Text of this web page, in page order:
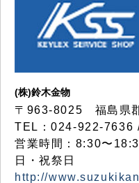
(株)鈴木金物
〒963-8025 福島県
TEL：024-922-7636
営業時間：8:30〜
日・祝祭日
http://